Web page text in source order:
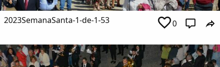
2023SemanaSanta-1-de-1-53 0